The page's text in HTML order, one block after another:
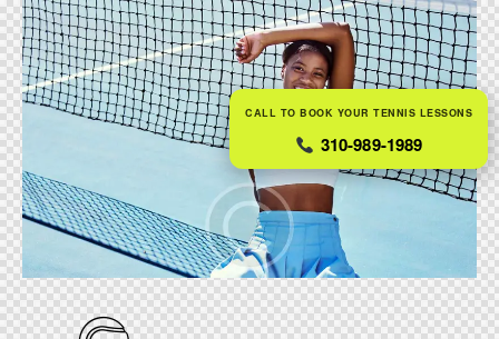
CALL TO BOOK YOUR TENNIS LESSONS
310-989-1989